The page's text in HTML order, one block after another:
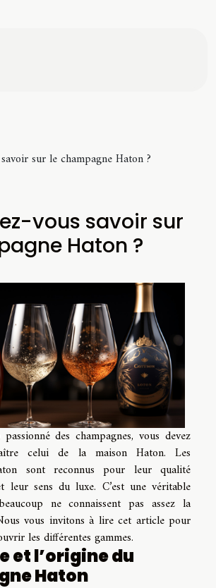
sur le champagne Haton ?
vous savoir sur
Haton ?
des champagnes, vous devez
celui de la maison Haton. Les
sont reconnus pour leur qualité
leur sens du luxe. C’est une véritable
ne connaissent pas assez la
vous invitons à lire cet article pour
les différentes gammes.
et l’origine du
Haton